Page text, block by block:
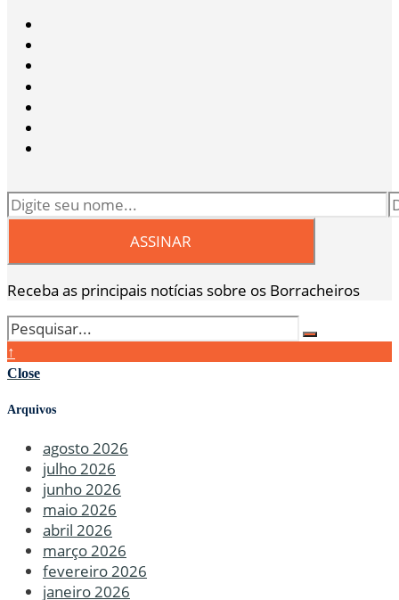
Receba as principais notícias sobre os Borracheiros
↑
Close
Arquivos
agosto 2026
julho 2026
junho 2026
maio 2026
abril 2026
março 2026
fevereiro 2026
janeiro 2026